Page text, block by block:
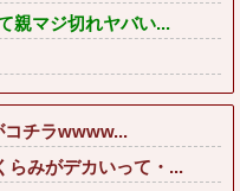
親マジ切れヤバい...
コチラwwww...
らみがデカいって・...